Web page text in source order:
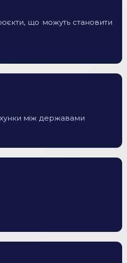
що можуть становити
між державами